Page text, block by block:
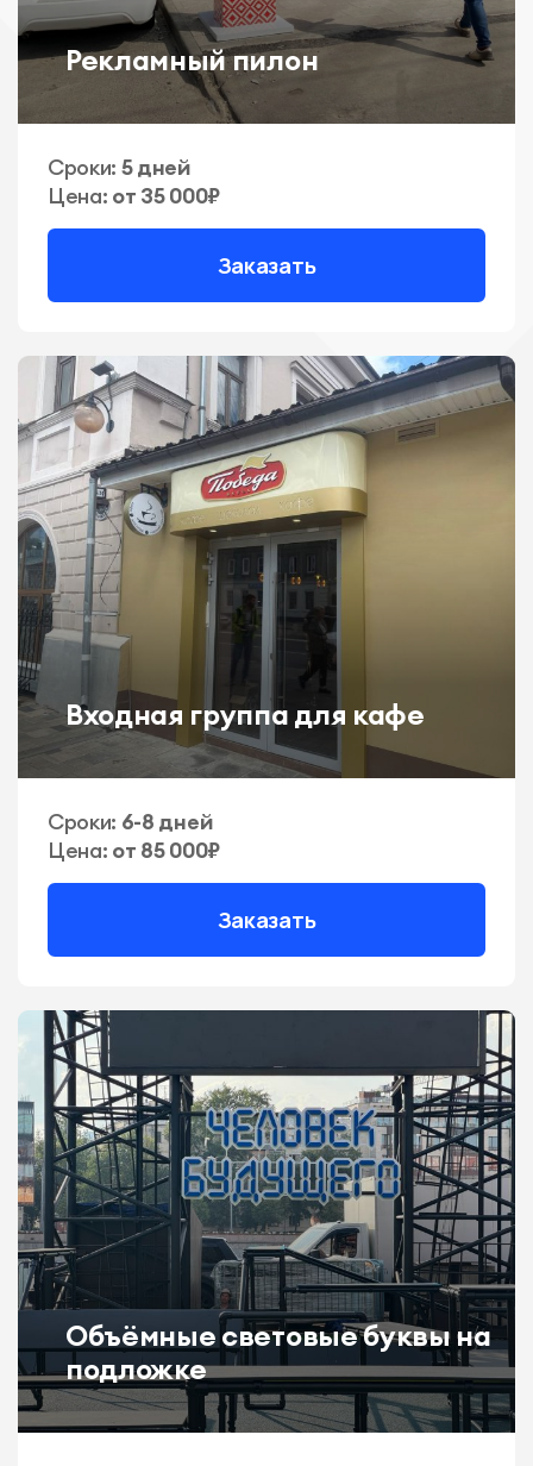
Рекламный пилон
Сроки: 5 дней
Цена: от 35 000₽
Заказать
Входная группа для кафе
Сроки: 6-8 дней
Цена: от 85 000₽
Заказать
Объёмные световые буквы на
подложке